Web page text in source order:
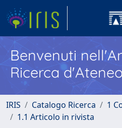
Benvenuti
Ricerca d'Ateneo
IRIS Catalogo Ricerca
1
1.1 Articolo in rivista